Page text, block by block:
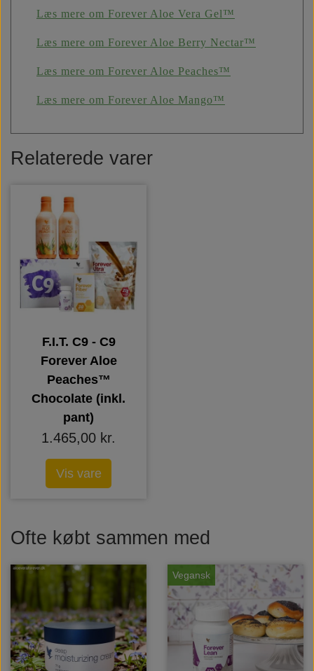
Læs mere om Forever Aloe Vera Gel™
Læs mere om Forever Aloe Berry Nectar™
Læs mere om Forever Aloe Peaches™
Læs mere om Forever Aloe Mango™
Relaterede varer
F.I.T. C9 - C9
Forever Aloe
Peaches™
Chocolate (inkl.
pant)
1.465,00 kr.
Vis vare
Ofte købt sammen med
Vegansk